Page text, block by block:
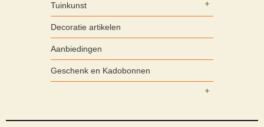
Tuinkunst
Decoratie artikelen
Aanbiedingen
Geschenk en Kadobonnen